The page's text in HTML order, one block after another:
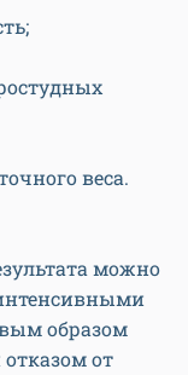
веса.
можно
образом
от